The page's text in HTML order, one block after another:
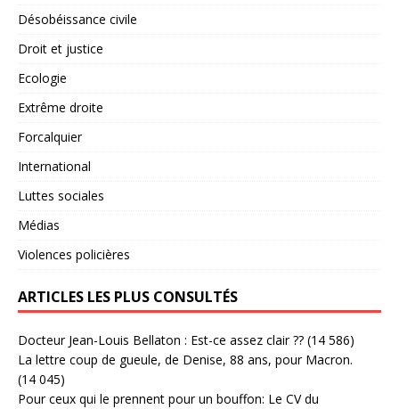
Désobéissance civile
Droit et justice
Ecologie
Extrême droite
Forcalquier
International
Luttes sociales
Médias
Violences policières
ARTICLES LES PLUS CONSULTÉS
Docteur Jean-Louis Bellaton : Est-ce assez clair ?? (14 586)
La lettre coup de gueule, de Denise, 88 ans, pour Macron.
(14 045)
Pour ceux qui le prennent pour un bouffon: Le CV du